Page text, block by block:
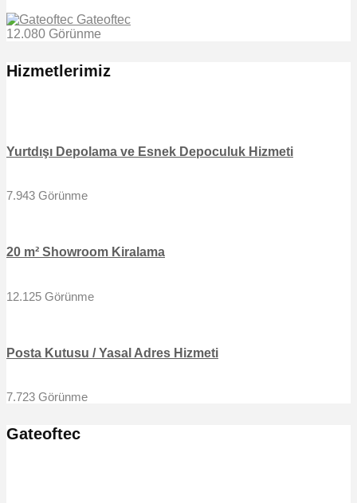
Gateoftec
12.080 Görünme
Hizmetlerimiz
Yurtdışı Depolama ve Esnek Depoculuk Hizmeti
7.943 Görünme
20 m² Showroom Kiralama
12.125 Görünme
Posta Kutusu / Yasal Adres Hizmeti
7.723 Görünme
Gateoftec